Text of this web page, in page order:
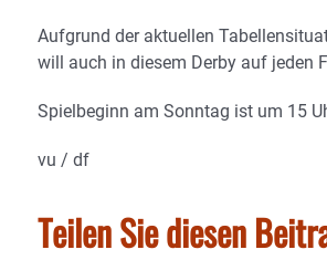
Aufgrund der aktuellen
will auch in diesem Derby auf jeden
Spielbeginn am Sonntag ist um 15
vu / df
Teilen Sie diesen